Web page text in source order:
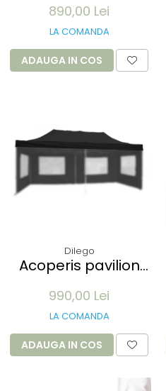
TEAK 200x57x34 cm
- pliabil cu roti
890,00 Lei
LA COMANDA
ADAUGA IN COS
Dilego
Acoperis pavilion
990,00 Lei
LA COMANDA
ADAUGA IN COS